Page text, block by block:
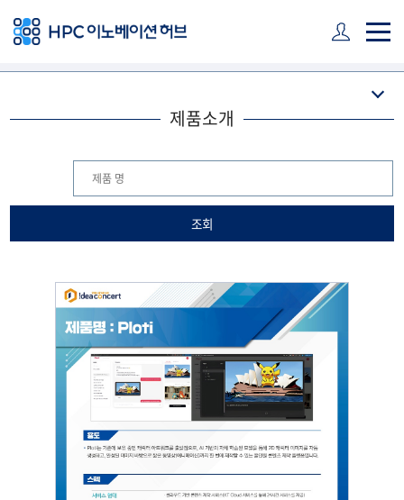
제품소개